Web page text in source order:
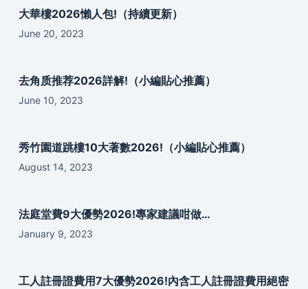
大華樓2026懶人包!（持續更新）
June 20, 2023
去角质推荐2026詳解!（小編貼心推薦）
June 10, 2023
秀竹園道跳樓10大著數2026!（小編貼心推薦）
August 14, 2023
法庭堂費9大優勢2026!專家建議咁做…
January 9, 2023
工人註冊證費用7大優勢2026!內含工人註冊證費用絕密